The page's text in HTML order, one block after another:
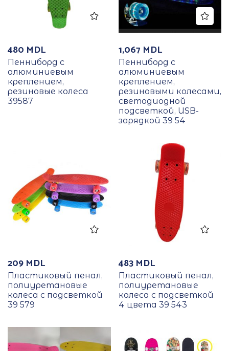
480 MDL
Пенниборд с
алюминиевым
креплением,
резиновые колеса
39587
1,067 MDL
Пенниборд с
алюминиевым
креплением,
резиновыми колесами,
светодиодной
подсветкой, USB-
зарядкой 39 54
209 MDL
Пластиковый пенал,
полиуретановые
колеса с подсветкой
39 579
483 MDL
Пластиковый пенал,
полиуретановые
колеса с подсветкой
4 цвета 39 543